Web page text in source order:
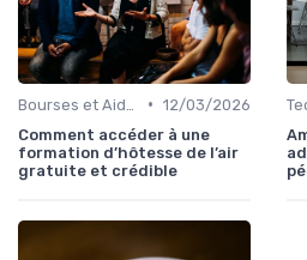
• 12/03/2026
Comment accéder à une
formation d’hôtesse de l’air
gratuite et crédible